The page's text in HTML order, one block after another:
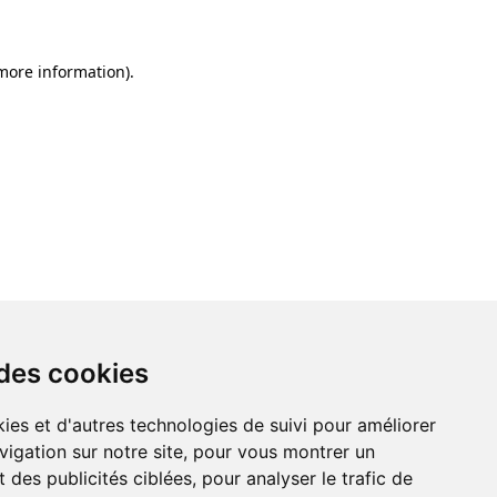
cookies
et d'autres technologies de suivi pour améliorer
sur notre site, pour vous montrer un
des publicités ciblées, pour analyser le trafic de
information).